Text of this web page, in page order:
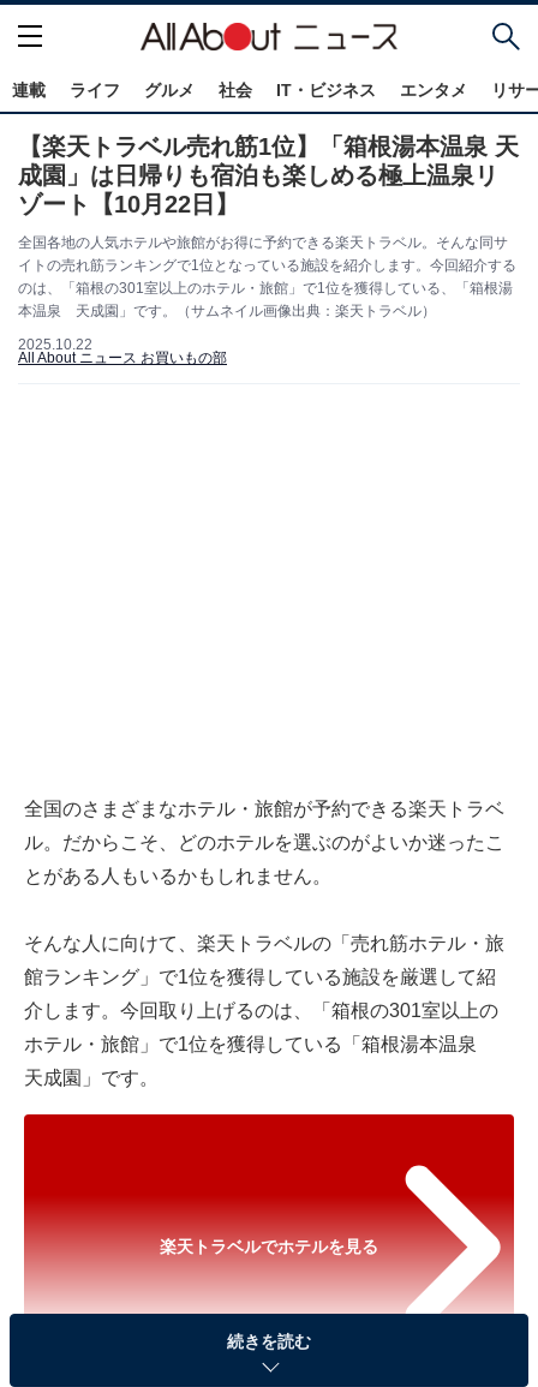
連載 ライフ グルメ 社会 IT・ビジネス エンタメ リサ
【楽天トラベル売れ筋1位】「箱根湯本温泉 天
成園」は日帰りも宿泊も楽しめる極上温泉リ
ゾート【10月22日】
全国各地の人気ホテルや旅館がお得に予約できる楽天トラベル。そんな同サ
イトの売れ筋ランキングで1位となっている施設を紹介します。今回紹介する
のは、「箱根の301室以上のホテル・旅館」で1位を獲得している、「箱根湯
本温泉 天成園」です。（サムネイル画像出典：楽天トラベル）
2025.10.22
All About ニュース お買いもの部
全国のさまざまなホテル・旅館が予約できる楽天トラベ
ル。だからこそ、どのホテルを選ぶのがよいか迷ったこ
とがある人もいるかもしれません。
そんな人に向けて、楽天トラベルの「売れ筋ホテル・旅
館ランキング」で1位を獲得している施設を厳選して紹
介します。今回取り上げるのは、「箱根の301室以上の
ホテル・旅館」で1位を獲得している「箱根湯本温泉
天成園」です。
楽天トラベルでホテルを見る
続きを読む